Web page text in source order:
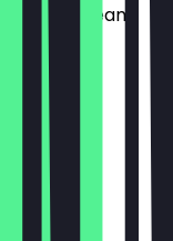
Aperol Dream
€ 11,00
Beetroot
€ 11,00